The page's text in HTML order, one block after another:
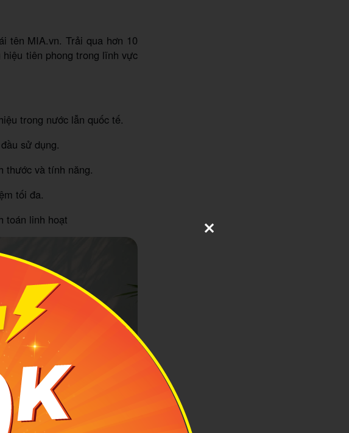
tên MIA.vn. Trải qua hơn 10
tiên phong trong lĩnh vực
trong nước lẫn quốc tế.
sử dụng.
thước và tính năng.
tối đa.
toán linh hoạt